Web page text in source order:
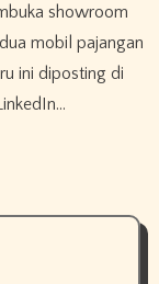
mobil pajangan
ini diposting di